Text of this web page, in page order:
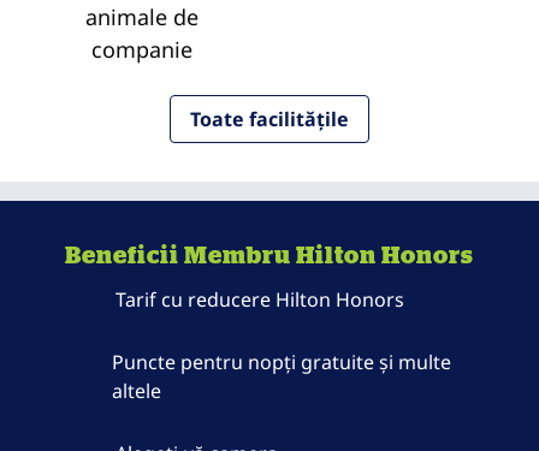
animale de
companie
Toate facilitățile
Beneficii Membru Hilton Honors
Tarif cu reducere Hilton Honors
Puncte pentru nopți gratuite și multe
altele